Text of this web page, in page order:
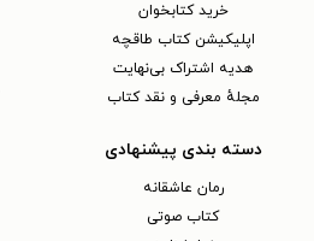
خرید کتابخوان
اپلیکیشن کتاب طاقچه
هدیه اشتراک بی‌نهایت
مجلهٔ معرفی و نقد کتاب
دسته بندی پیشنهادی
رمان عاشقانه
کتاب‌ صوتی